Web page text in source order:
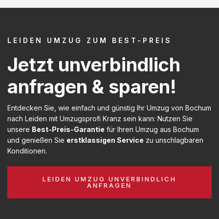
LEIDEN UMZUG ZUM BEST-PREIS
Jetzt unverbindlich
anfragen & sparen!
Entdecken Sie, wie einfach und günstig Ihr Umzug von Bochum
nach Leiden mit Umzugsprofi Kranz sein kann: Nutzen Sie
unsere Best-Preis-Garantie für Ihren Umzug aus Bochum
und genießen Sie erstklassigen Service zu unschlagbaren
Konditionen.
LEIDEN UMZUG UNVERBINDLICH
ANFRAGEN